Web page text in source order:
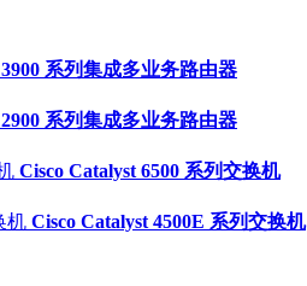
3900 系列集成多业务路由器
2900 系列集成多业务路由器
Cisco Catalyst 6500 系列交换机
Cisco Catalyst 4500E 系列交换机